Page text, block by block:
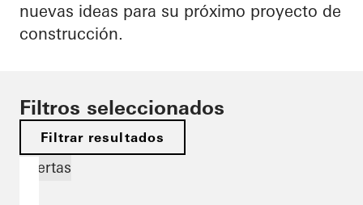
nuevas ideas para su próximo proyecto de
construcción.
Filtros seleccionados
Filtrar resultados
Puertas